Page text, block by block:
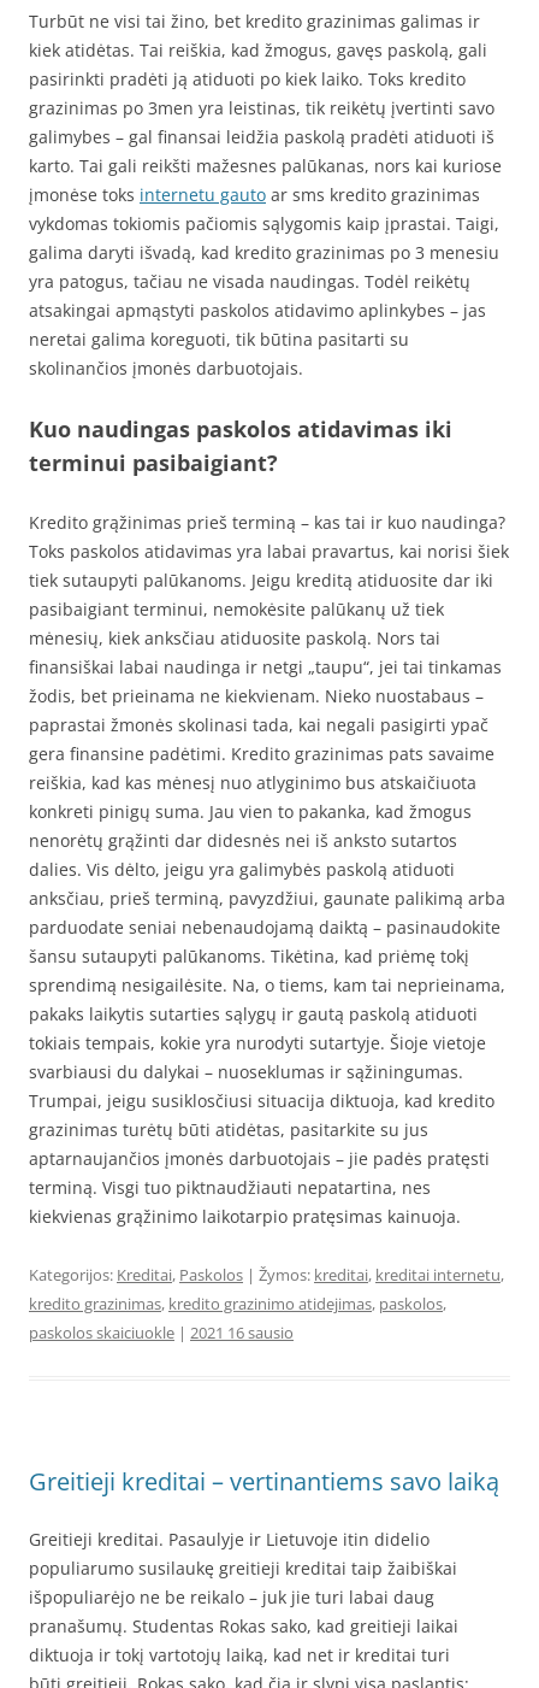
Turbūt ne visi tai žino, bet kredito grazinimas galimas ir
kiek atidėtas. Tai reiškia, kad žmogus, gavęs paskolą, gali
pasirinkti pradėti ją atiduoti po kiek laiko. Toks kredito
grazinimas po 3men yra leistinas, tik reikėtų įvertinti savo
galimybes – gal finansai leidžia paskolą pradėti atiduoti iš
karto. Tai gali reikšti mažesnes palūkanas, nors kai kuriose
įmonėse toks internetu gauto ar sms kredito grazinimas
vykdomas tokiomis pačiomis sąlygomis kaip įprastai. Taigi,
galima daryti išvadą, kad kredito grazinimas po 3 menesiu
yra patogus, tačiau ne visada naudingas. Todėl reikėtų
atsakingai apmąstyti paskolos atidavimo aplinkybes – jas
neretai galima koreguoti, tik būtina pasitarti su
skolinančios įmonės darbuotojais.
Kuo naudingas paskolos atidavimas iki
terminui pasibaigiant?
Kredito grąžinimas prieš terminą – kas tai ir kuo naudinga?
Toks paskolos atidavimas yra labai pravartus, kai norisi šiek
tiek sutaupyti palūkanoms. Jeigu kreditą atiduosite dar iki
pasibaigiant terminui, nemokėsite palūkanų už tiek
mėnesių, kiek anksčiau atiduosite paskolą. Nors tai
finansiškai labai naudinga ir netgi „taupu“, jei tai tinkamas
žodis, bet prieinama ne kiekvienam. Nieko nuostabaus –
paprastai žmonės skolinasi tada, kai negali pasigirti ypač
gera finansine padėtimi. Kredito grazinimas pats savaime
reiškia, kad kas mėnesį nuo atlyginimo bus atskaičiuota
konkreti pinigų suma. Jau vien to pakanka, kad žmogus
nenorėtų grąžinti dar didesnės nei iš anksto sutartos
dalies. Vis dėlto, jeigu yra galimybės paskolą atiduoti
anksčiau, prieš terminą, pavyzdžiui, gaunate palikimą arba
parduodate seniai nebenaudojamą daiktą – pasinaudokite
šansu sutaupyti palūkanoms. Tikėtina, kad priėmę tokį
sprendimą nesigailėsite. Na, o tiems, kam tai neprieinama,
pakaks laikytis sutarties sąlygų ir gautą paskolą atiduoti
tokiais tempais, kokie yra nurodyti sutartyje. Šioje vietoje
svarbiausi du dalykai – nuoseklumas ir sąžiningumas.
Trumpai, jeigu susiklosčiusi situacija diktuoja, kad kredito
grazinimas turėtų būti atidėtas, pasitarkite su jus
aptarnaujančios įmonės darbuotojais – jie padės pratęsti
terminą. Visgi tuo piktnaudžiauti nepatartina, nes
kiekvienas grąžinimo laikotarpio pratęsimas kainuoja.
Kategorijos: Kreditai, Paskolos | Žymos: kreditai, kreditai internetu,
kredito grazinimas, kredito grazinimo atidejimas, paskolos,
paskolos skaiciuokle | 2021 16 sausio
Greitieji kreditai – vertinantiems savo laiką
Greitieji kreditai. Pasaulyje ir Lietuvoje itin didelio
populiarumo susilaukę greitieji kreditai taip žaibiškai
išpopuliarėjo ne be reikalo – juk jie turi labai daug
pranašumų. Studentas Rokas sako, kad greitieji laikai
diktuoja ir tokį vartotojų laiką, kad net ir kreditai turi